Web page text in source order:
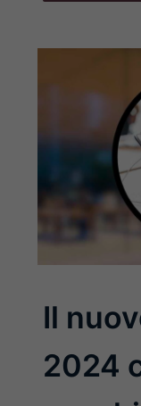
Il
2024